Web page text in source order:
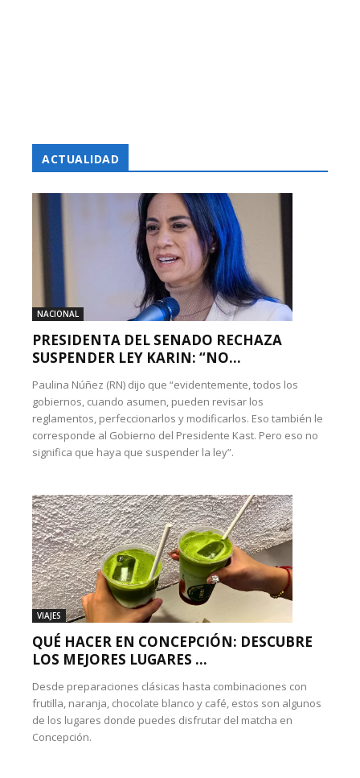
ACTUALIDAD
NACIONAL
PRESIDENTA DEL SENADO RECHAZA
SUSPENDER LEY KARIN: “NO...
Paulina Núñez (RN) dijo que “evidentemente, todos los
gobiernos, cuando asumen, pueden revisar los
reglamentos, perfeccionarlos y modificarlos. Eso también le
corresponde al Gobierno del Presidente Kast. Pero eso no
significa que haya que suspender la ley”.
VIAJES
QUÉ HACER EN CONCEPCIÓN: DESCUBRE
LOS MEJORES LUGARES ...
Desde preparaciones clásicas hasta combinaciones con
frutilla, naranja, chocolate blanco y café, estos son algunos
de los lugares donde puedes disfrutar del matcha en
Concepción.